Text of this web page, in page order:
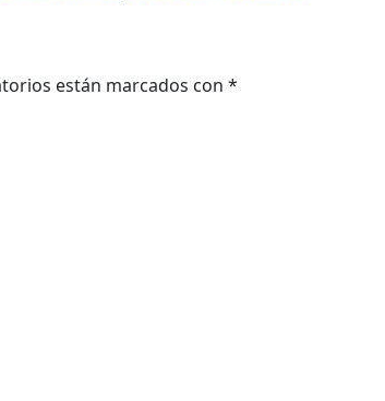
están marcados con *